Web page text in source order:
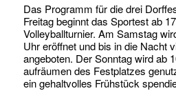
Das Programm für die drei
Freitag beginnt das Sportest ab
Volleyballturnier. Am Samstag
Uhr eröffnet und bis in die Nacht
angeboten. Der Sonntag wird ab
aufräumen des Festplatzes
ein gehaltvolles Frühstück